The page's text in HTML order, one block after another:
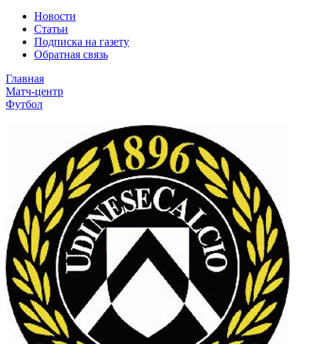
Новости
Статьи
Подписка на газету
Обратная связь
Главная
Матч-центр
Футбол